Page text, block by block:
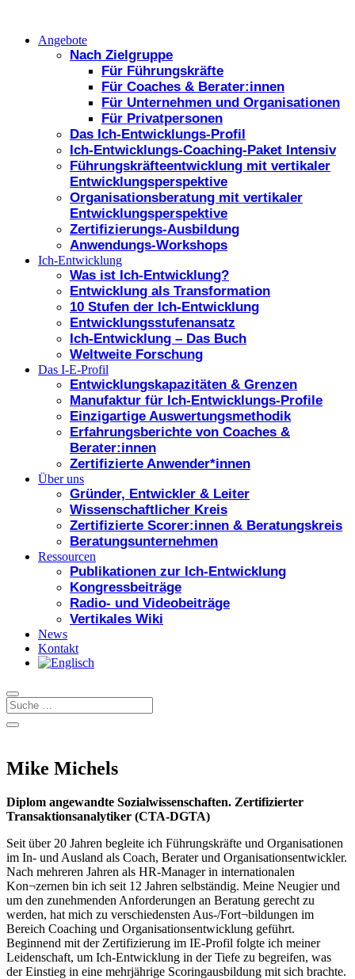
Angebote
Nach Zielgruppe
Für Führungskräfte
Für Coaches & Berater:innen
Für Unternehmen und Organisationen
Für Privatpersonen
Das Ich-Entwicklungs-Profil
Ich-Entwicklungs-Coaching-Paket Intensiv
Führungskräfteentwicklung mit vertikaler
Entwicklungsperspektive
Organisationsberatung mit vertikaler
Entwicklungsperspektive
Zertifizierungs-Ausbildung
Anwendungs-Workshops
Ich-Entwicklung
Was ist Ich-Entwicklung?
Entwicklung als Transformation
10 Stufen der Ich-Entwicklung
Entwicklungsstufenansatz
Ich-Entwicklung – Das Buch
Weltweite Forschung
Das I-E-Profil
Entwicklungskapazitäten & Grenzen
Manufaktur für Ich-Entwicklungs-Profile
Einzigartige Auswertungsmethodik
Erfahrungsberichte von Coaches &
Berater:innen
Zertifizierte Anwender*innen
Über uns
Gründer, Entwickler & Leiter
Wissenschaftlicher Kreis
Zertifizierte Scorer:innen & Beratungskreis
Beratungsunternehmen
Ressourcen
Publikationen zur Ich-Entwicklung
Kongressbeiträge
Radio- und Videobeiträge
Vertikales Wiki
News
Kontakt
Mike Michels
Diplom angewandte Sozialwissenschaften. Zertifizierter
Transaktionsanalytiker (CTA-DGTA)
Seit über 20 Jahren begleite ich Führungskräfte und Organisationen
im In- und Ausland als Coach, Berater und Organisationsentwickler.
Nach mehreren Jahren als HR-Manager in internationalen
Kon¬zernen bin ich seit 12 Jahren selbständig. Meine Neugier und
um den zunehmenden Anforderungen an Beratung gerecht zu
werden, hat mich zu verschiedensten Aus-/Fort¬bildungen im
Bereich Coaching und Organisationsentwicklung geführt.
Beginnend mit der Zertifizierung im IE-Profil folgte ich meiner
Leidenschaft, um Ich-Entwicklung in der Tiefe zu begreifen, was
der Einstieg in eine mehrjährige Scoringausbildung mit sich brachte.